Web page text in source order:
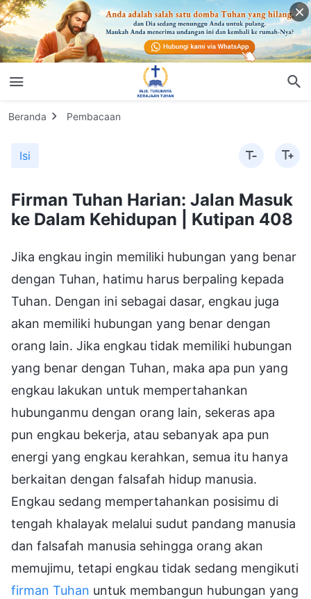
Beranda Pembacaan
Isi
Firman Tuhan Harian: Jalan Masuk
ke Dalam Kehidupan | Kutipan 408
Jika engkau ingin memiliki hubungan yang benar
dengan Tuhan, hatimu harus berpaling kepada
Tuhan. Dengan ini sebagai dasar, engkau juga
akan memiliki hubungan yang benar dengan
orang lain. Jika engkau tidak memiliki hubungan
yang benar dengan Tuhan, maka apa pun yang
engkau lakukan untuk mempertahankan
hubunganmu dengan orang lain, sekeras apa
pun engkau bekerja, atau sebanyak apa pun
energi yang engkau kerahkan, semua itu hanya
berkaitan dengan falsafah hidup manusia.
Engkau sedang mempertahankan posisimu di
tengah khalayak melalui sudut pandang manusia
dan falsafah manusia sehingga orang akan
memujimu, tetapi engkau tidak sedang mengikuti
firman Tuhan untuk membangun hubungan yang